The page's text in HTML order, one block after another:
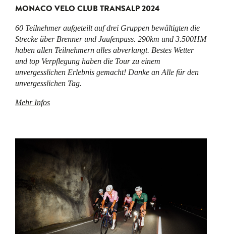
MONACO VELO CLUB TRANSALP 2024
60 Teilnehmer aufgeteilt auf drei Gruppen bewältigten die
Strecke über Brenner und Jaufenpass. 290km und 3.500HM
haben allen Teilnehmern alles abverlangt. Bestes Wetter
und top Verpflegung haben die Tour zu einem
unvergesslichen Erlebnis gemacht! Danke an Alle für den
unvergesslichen Tag.
Mehr Infos